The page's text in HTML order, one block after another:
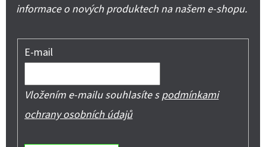
informace o nových produktech na našem e-shopu.
E-mail
Vložením e-mailu souhlasíte spodmínkami
ochrany osobních údajů